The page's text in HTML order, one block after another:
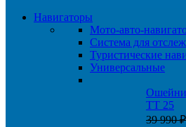
Навигаторы
Мото-авто-
Система для
Туристические
Универсальные
TT 25
39 990₽